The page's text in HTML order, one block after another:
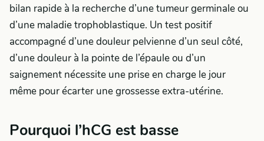
bilan rapide à la recherche d’une tumeur germinale ou
d’une maladie trophoblastique. Un test positif
accompagné d’une douleur pelvienne d’un seul côté,
d’une douleur à la pointe de l’épaule ou d’un
saignement nécessite une prise en charge le jour
même pour écarter une grossesse extra-utérine.
Pourquoi l’hCG est basse